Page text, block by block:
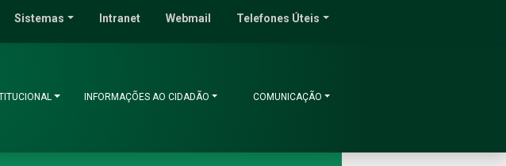
do Ceará
Sistemas Intranet Webmail Telefones Úteis
INFORMAÇÕES AO CIDADÃO COMUNICAÇÃO